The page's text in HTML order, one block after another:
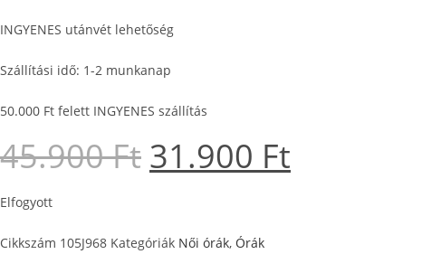
INGYENES utánvét lehetőség
Szállítási idő: 1-2 munkanap
50.000 Ft felett INGYENES szállítás
45.900Ft Original
price
was:
31.900 Ftis:
Elfogyott
Cikkszám 105J968 Kategóriák Női órák, Órák